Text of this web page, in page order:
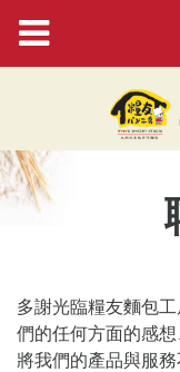
多謝光臨糧友麵包
們的任何方面的感
將我們的產品與服